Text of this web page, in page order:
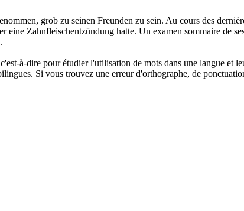
grob zu seinen Freunden zu sein. Au cours des
eine Zahnfleischentzündung hatte. Un examen sommaire de
à-dire pour étudier l'utilisation de mots dans une langue et
Si vous trouvez une erreur d'orthographe, de